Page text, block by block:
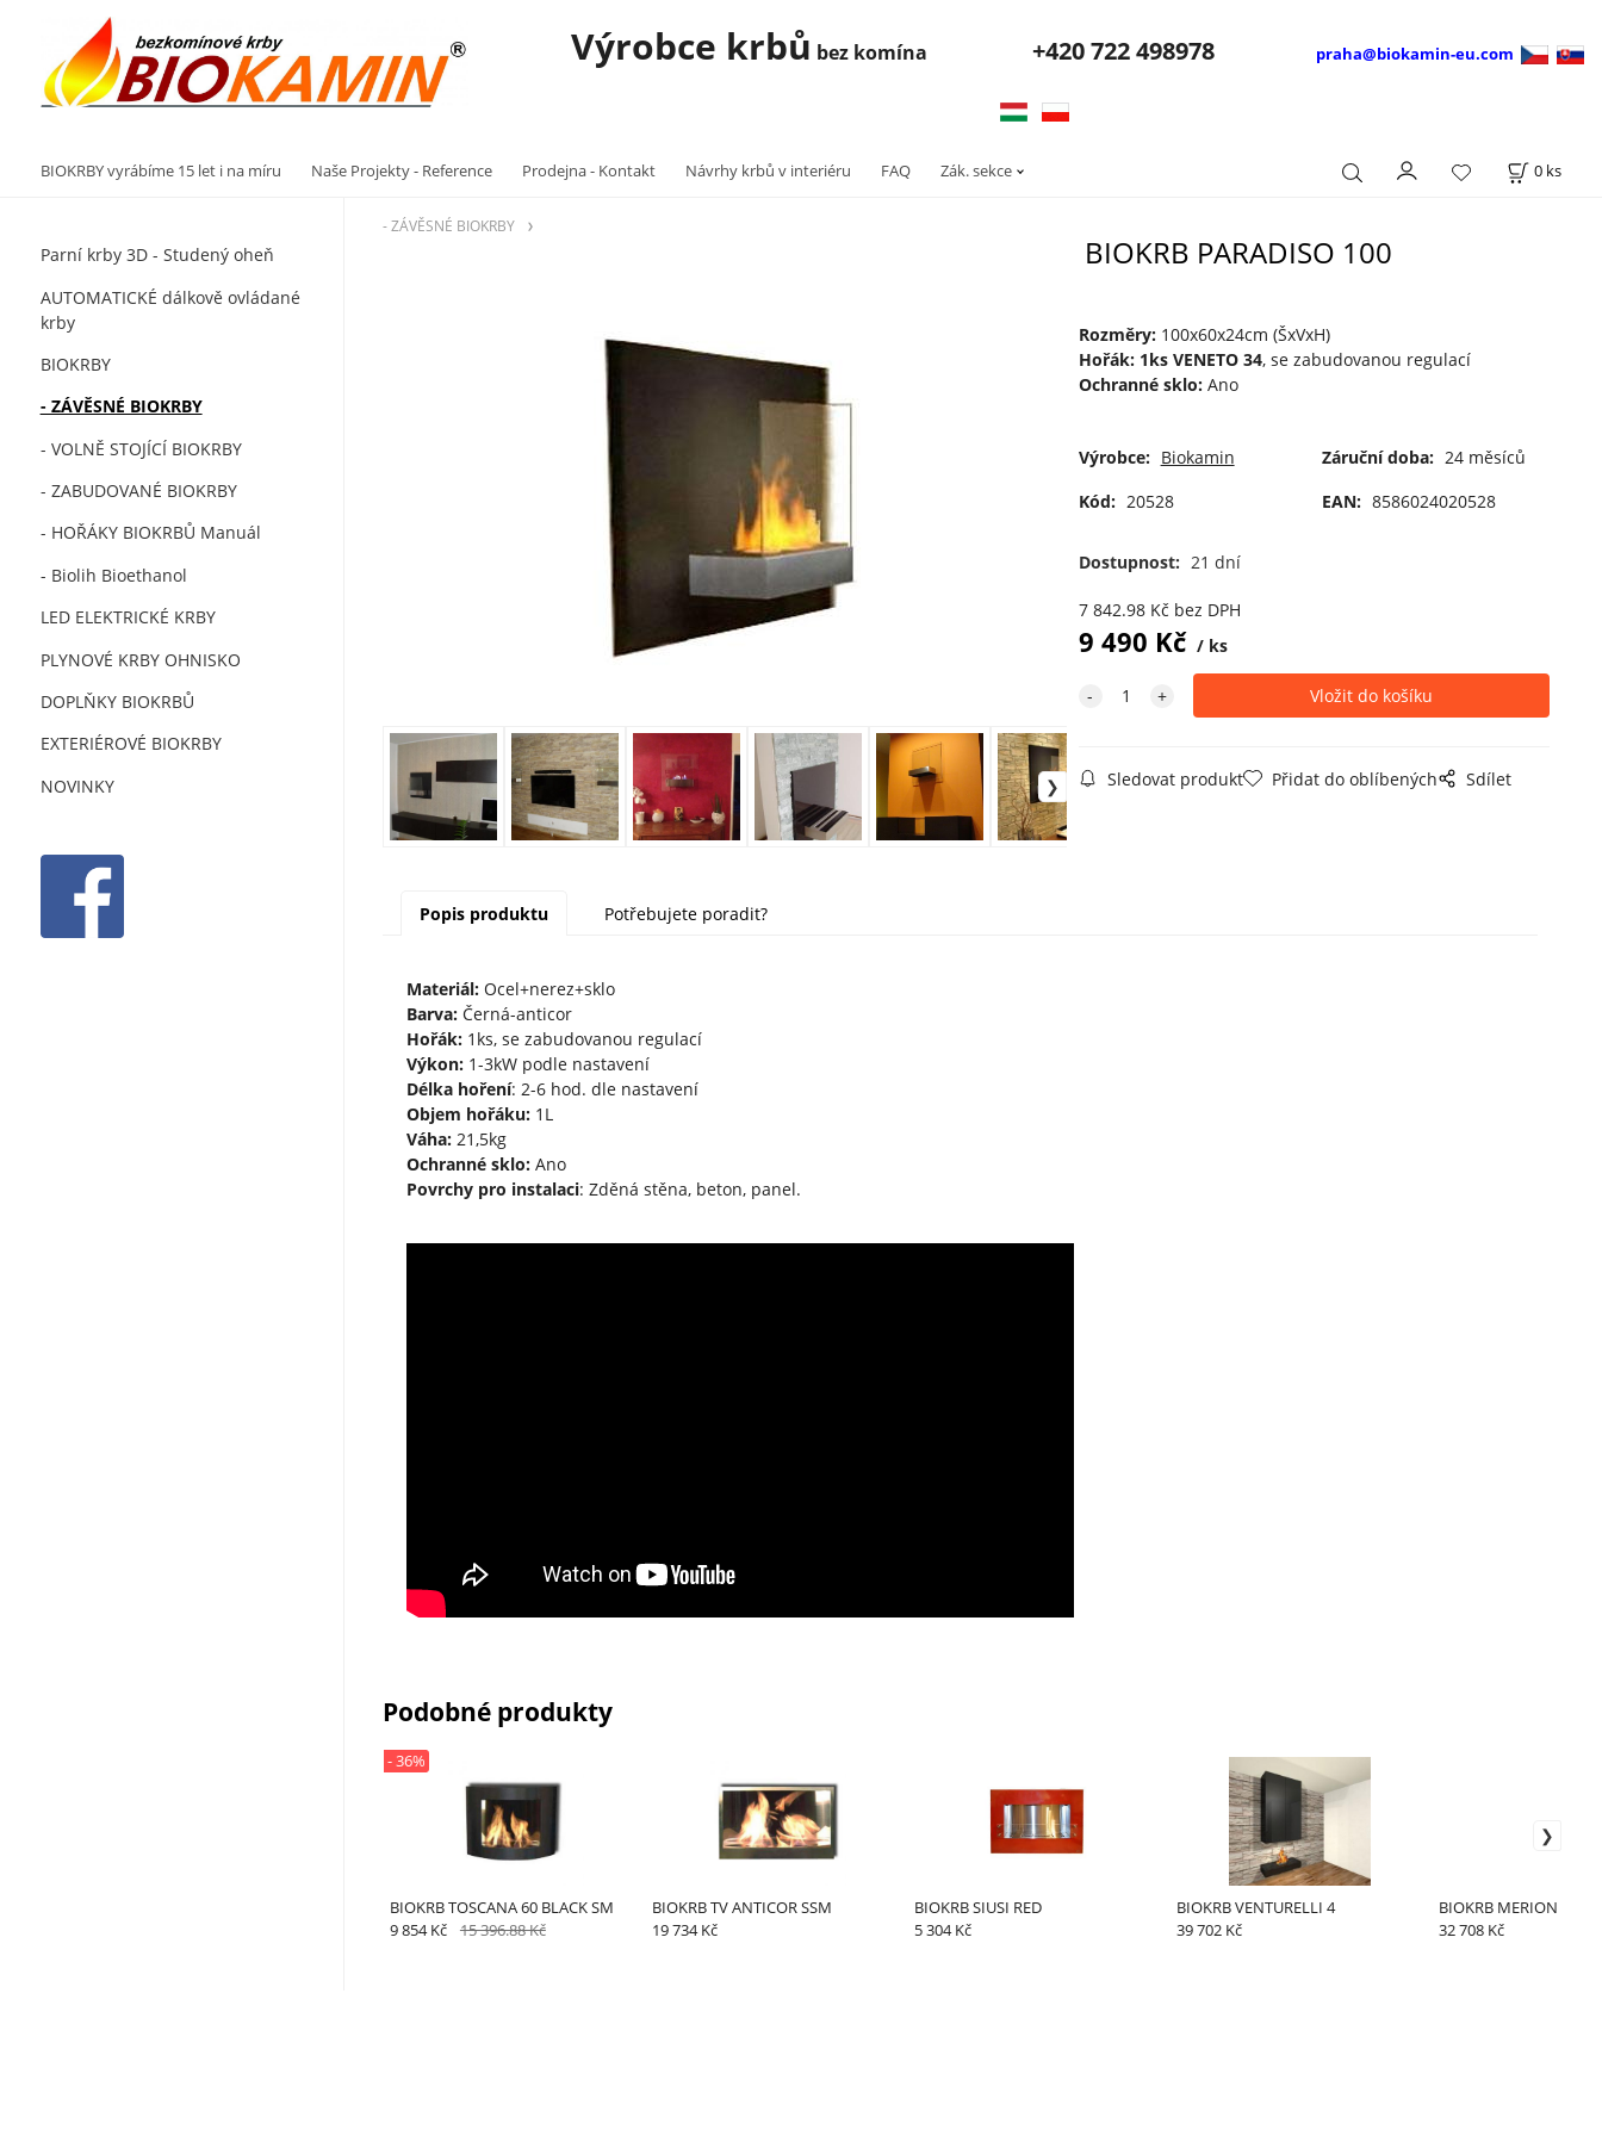
Výrobce krbů bez komína +420722 498978 praha@biokamin-eu.com
BIOKRBY vyrábíme 15 let i na míru Naše Projekty - Reference Prodejna - Kontakt Návrhy krbů v interiéru FAQ Zák. sekce 0 ks
Parní krby 3D - Studený oheň
AUTOMATICKÉ dálkově ovládané
krby
BIOKRBY
- ZÁVĚSNÉ BIOKRBY
- VOLNĚ STOJÍCÍ BIOKRBY
- ZABUDOVANÉ BIOKRBY
- HOŘÁKY BIOKRBŮ Manuál
- Biolih Bioethanol
LED ELEKTRICKÉ KRBY
PLYNOVÉ KRBY OHNISKO
DOPLŇKY BIOKRBŮ
EXTERIÉROVÉ BIOKRBY
NOVINKY
- ZÁVĚSNÉ BIOKRBY
BIOKRB PARADISO 100
Rozměry:100x60x24cm (ŠxVxH)
Hořák: 1ks VENETO 34, se zabudovanou regulací
Ochranné sklo:Ano
Výrobce: Biokamin Záruční doba: 24 měsíců
Kód: 20528 EAN: 8586024020528
Dostupnost: 21 dní
7 842.98Kč bez DPH
9 490 Kč ks
Sledovat produkt Přidat do oblíbených Sdílet
Popis produktu Potřebujete poradit?
Materiál:Ocel+nerez+sklo
Barva:Černá-anticor
Hořák:1ks, se zabudovanou regulací
Výkon:1-3kW podle nastavení
Délka hoření: 2-6 hod. dle nastavení
Objem hořáku:1L
Váha:21,5kg
Ochranné sklo:Ano
Povrchy pro instalaci: Zděná stěna, beton, panel.
Podobné produkty
BIOKRB TOSCANA 60 BLACK SM
- 36%
9 854 Kč 15 396.88 Kč
BIOKRB TV ANTICOR SSM
19 734 Kč
BIOKRB SIUSI RED
5 304 Kč
BIOKRB VENTURELLI 4
39 702 Kč
BIOKRB MERION
32 708 Kč